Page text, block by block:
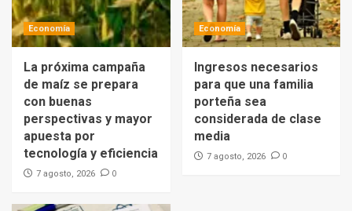
Economía
La próxima campaña
de maíz se prepara
con buenas
perspectivas y mayor
apuesta por
tecnología y eficiencia
7 agosto, 2026 0
Economía
Ingresos necesarios
para que una familia
porteña sea
considerada de clase
media
7 agosto, 2026 0